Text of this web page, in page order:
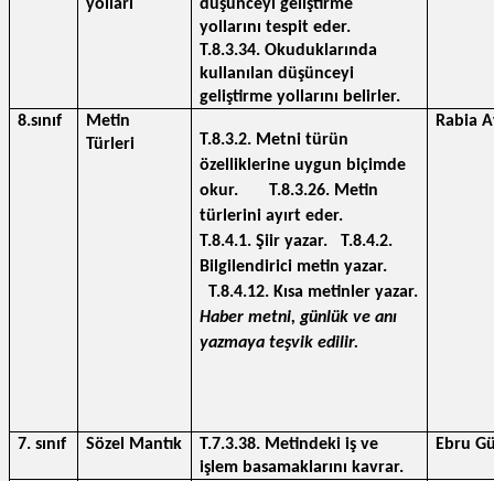
yolları
düşünceyi geliştirme
yollarını tespit eder.
T.8.3.34. Okuduklarında
kullanılan düşünceyi
geliştirme yollarını belirler.
8.sınıf
Metin
Türleri
T.8.3.2. Metni türün
özelliklerine uygun biçimde
okur.       T.8.3.26. Metin
türlerini ayırt eder.
T.8.4.1. Şiir yazar.   T.8.4.2.
Bilgilendirici metin yazar.
Haber metni, günlük ve anı
yazmaya teşvik edilir.
Rabia
7. sınıf Sözel Mantık
T.7.3.38. Metindeki iş ve
işlem basamaklarını kavrar.
Ebru